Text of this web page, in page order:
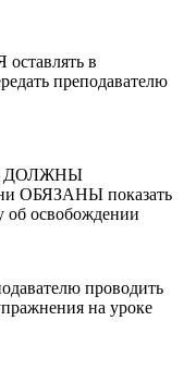
в
преподавателю
ДОЛЖНЫ
ОБЯЗАНЫ показать
об освобождении
проводить
на уроке